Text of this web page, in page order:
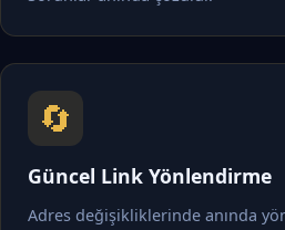
🔄
Güncel Link Yönlendirme
Adres değişikliklerinde anında